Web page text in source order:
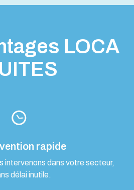
LOCA
rapide
intervenons dans votre secteur,
délai inutile.